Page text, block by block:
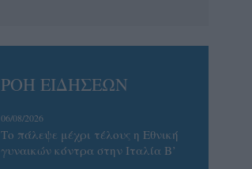
ΡΟΗ ΕΙΔΗΣΕΩΝ
06/08/2026
Το πάλεψε μέχρι τέλους η Εθνική
γυναικών κόντρα στην Ιταλία Β’